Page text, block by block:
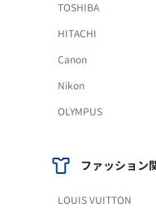
TOSHIBA
HITACHI
Canon
Nikon
OLYMPUS
ファッション
LOUIS VUITTON